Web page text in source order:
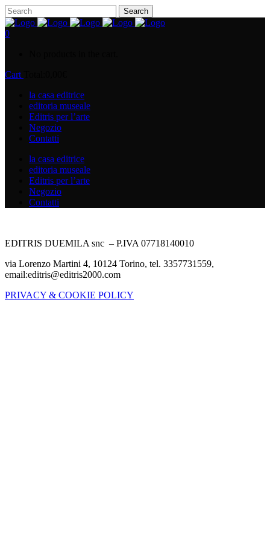
0
Cart
la casa editrice
editoria museale
Editris per l’arte
Negozio
Contatti
la casa editrice
editoria museale
Editris per l’arte
Negozio
Contatti
EDITRIS DUEMILA snc – P.IVA 07718140010
via Lorenzo Martini 4, 10124 Torino, tel. 3357731559,
email:editris@editris2000.com
PRIVACY & COOKIE POLICY